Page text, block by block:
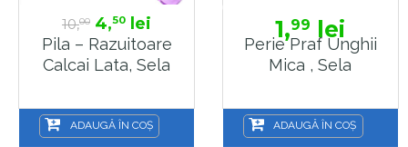
10,00 4,50 lei
Pila – Razuitoare
Calcai Lata, Sela
ADAUGĂ ÎN COȘ
1,99 lei
Perie Praf Unghii
Mica , Sela
ADAUGĂ ÎN COȘ